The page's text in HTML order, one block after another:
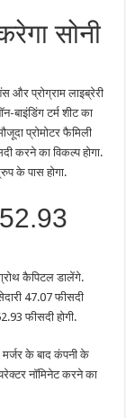
सोनी
और प्रोग्राम लाइब्रेरी
बाइंडिंग टर्म शीट का
प्रोमोटर फैमिली
करने का विकल्प होगा.
के पास होगा.
52.93
कैपिटल डालेंगे.
47.07 फीसदी
फीसदी होगी.
मर्जर के बाद कंपनी के
नॉमिनेट करने का